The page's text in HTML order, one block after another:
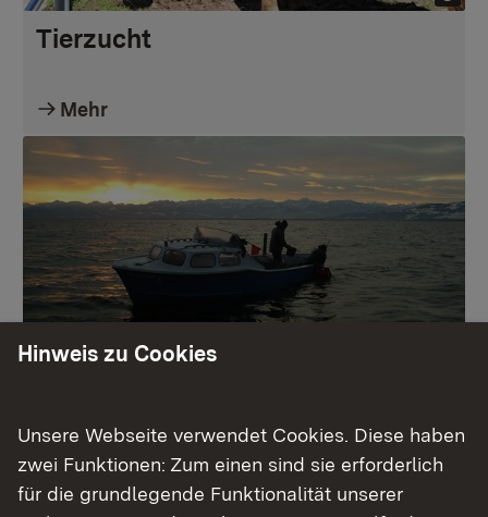
Tierzucht
Mehr
Mehr
Hinweis zu Cookies
Unsere Webseite verwendet Cookies. Diese haben
zwei Funktionen: Zum einen sind sie erforderlich
für die grundlegende Funktionalität unserer